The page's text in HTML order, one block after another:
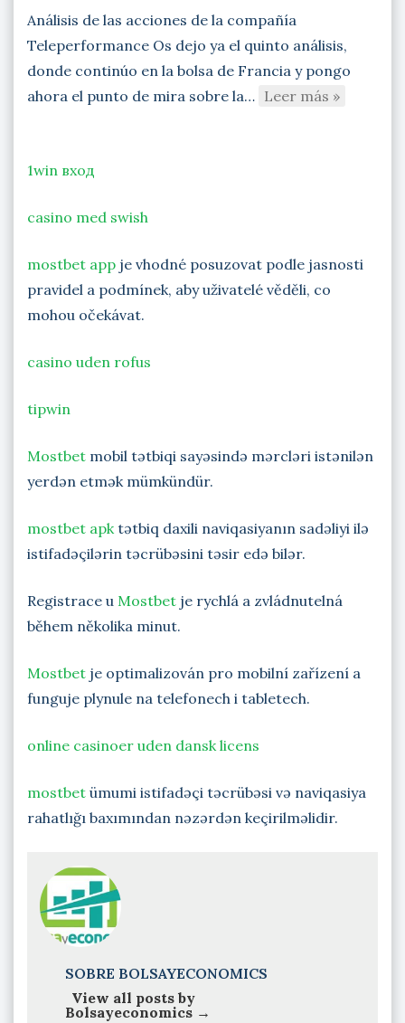
Análisis de las acciones de la compañía
Teleperformance Os dejo ya el quinto análisis,
donde continúo en la bolsa de Francia y pongo
ahora el punto de mira sobre la… Leer más »
1win вход
casino med swish
mostbet app je vhodné posuzovat podle jasnosti
pravidel a podmínek, aby uživatelé věděli, co
mohou očekávat.
casino uden rofus
tipwin
Mostbet mobil tətbiqi sayəsində mərcləri istənilən
yerdən etmək mümkündür.
mostbet apktətbiq daxili naviqasiyanın sadəliyi ilə
istifadəçilərin təcrübəsini təsir edə bilər.
Registrace u Mostbet je rychlá a zvládnutelná
během několika minut.
Mostbet je optimalizován pro mobilní zařízení a
funguje plynule na telefonech i tabletech.
online casinoer uden dansk licens
mostbet ümumi istifadəçi təcrübəsi və naviqasiya
rahatlığı baxımından nəzərdən keçirilməlidir.
SOBRE BOLSAYECONOMICS
View all posts by
Bolsayeconomics →